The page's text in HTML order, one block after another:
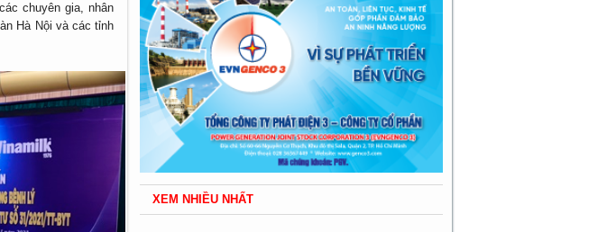
chuyên gia, nhân
Hà Nội và các tỉnh
XEM NHIỀU NHẤT